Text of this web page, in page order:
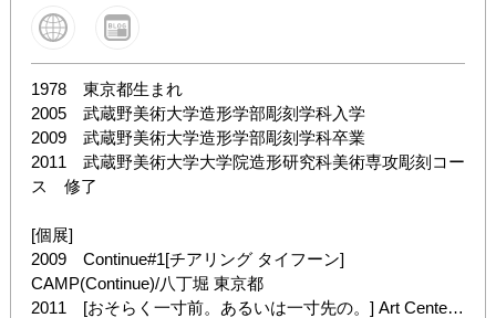
1978　東京都生まれ
2005　武蔵野美術大学造形学部彫刻学科入学
2009　武蔵野美術大学造形学部彫刻学科卒業
2011　武蔵野美術大学大学院造形研究科美術専攻彫刻コー
ス　修了
[個展]
2009　Continue#1[チアリング タイフーン]
CAMP(Continue)/八丁堀 東京都
2011　[おそらく一寸前。あるいは一寸先の。] Art Center